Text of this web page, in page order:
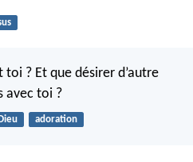
toi ? Et que désirer d’autre
avec toi ?
Dieu adoration